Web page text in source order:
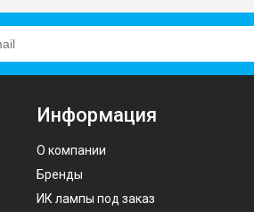
Информация
О компании
Бренды
ИК лампы под заказ